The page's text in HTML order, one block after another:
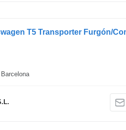
T5 Transporter Furgón/